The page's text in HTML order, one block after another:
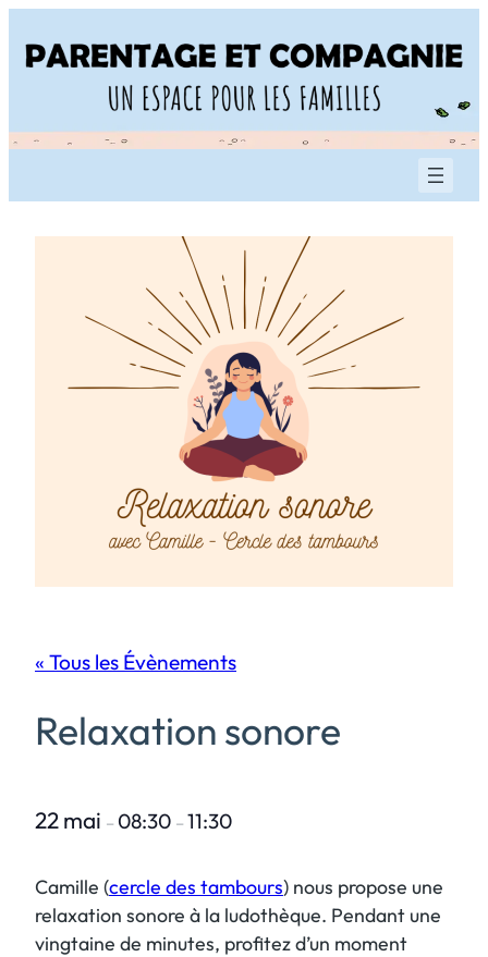
« Tous les Évènements
Relaxation sonore
22 mai – 08:30 – 11:30
Camille (cercle des tambours) nous propose une
relaxation sonore à la ludothèque. Pendant une
vingtaine de minutes, profitez d’un moment